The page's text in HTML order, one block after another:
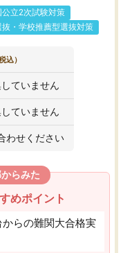
公立2次試験対策
抜・学校推薦型選抜対策
込）
ていません
ていません
わせください
らみた
めポイント
らの難関大合格実